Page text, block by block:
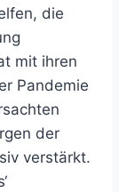
die
mit ihren
Pandemie
der
verstärkt.